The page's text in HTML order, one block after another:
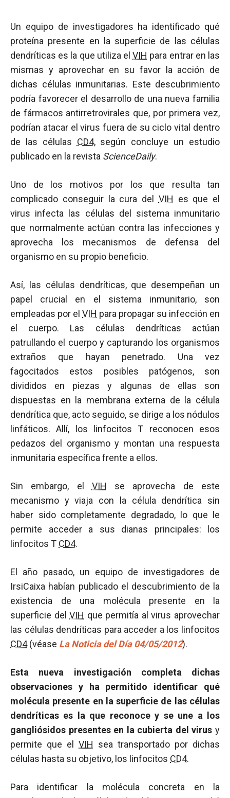
Un equipo de investigadores ha identificado qué
proteína presente en la superficie de las células
dendríticas es la que utiliza elVIH para entrar en las
mismas y aprovechar en su favor la acción de
dichas células inmunitarias. Este descubrimiento
podría favorecer el desarrollo de una nueva familia
de fármacos antirretrovirales que, por primera vez,
podrían atacar el virus fuera de su ciclo vital dentro
de las células CD4, según concluye un estudio
publicado en la revista ScienceDaily.
Uno de los motivos por los que resulta tan
complicado conseguir la cura del VIH es que el
virus infecta las células del sistema inmunitario
que normalmente actúan contra las infecciones y
aprovecha los mecanismos de defensa del
organismo en su propio beneficio.
Así, las células dendríticas, que desempeñan un
papel crucial en el sistema inmunitario, son
empleadas por el VIH para propagar su infección en
el cuerpo. Las células dendríticas actúan
patrullando el cuerpo y capturando los organismos
extraños que hayan penetrado. Una vez
fagocitados estos posibles patógenos, son
divididos en piezas y algunas de ellas son
dispuestas en la membrana externa de la célula
dendrítica que, acto seguido, se dirige a los nódulos
linfáticos. Allí, los linfocitos T reconocen esos
pedazos del organismo y montan una respuesta
inmunitaria específica frente a ellos.
Sin embargo, el VIH se aprovecha de este
mecanismo y viaja con la célula dendrítica sin
haber sido completamente degradado, lo que le
permite acceder a sus dianas principales: los
linfocitos T CD4.
El año pasado, un equipo de investigadores de
IrsiCaixa habían publicado el descubrimiento de la
existencia de una molécula presente en la
superficie delVIH que permitía al virus aprovechar
las células dendríticas para acceder a los linfocitos
CD4(véase La Noticia del Día 04/05/2012).
Esta nueva investigación completa dichas
observaciones y ha permitido identificar qué
molécula presente en la superficie de las células
dendríticas es la que reconoce y se une a los
gangliósidos presentes en la cubierta del virus y
permite que el VIH sea transportado por dichas
células hasta su objetivo, los linfocitos CD4.
Para identificar la molécula concreta en la